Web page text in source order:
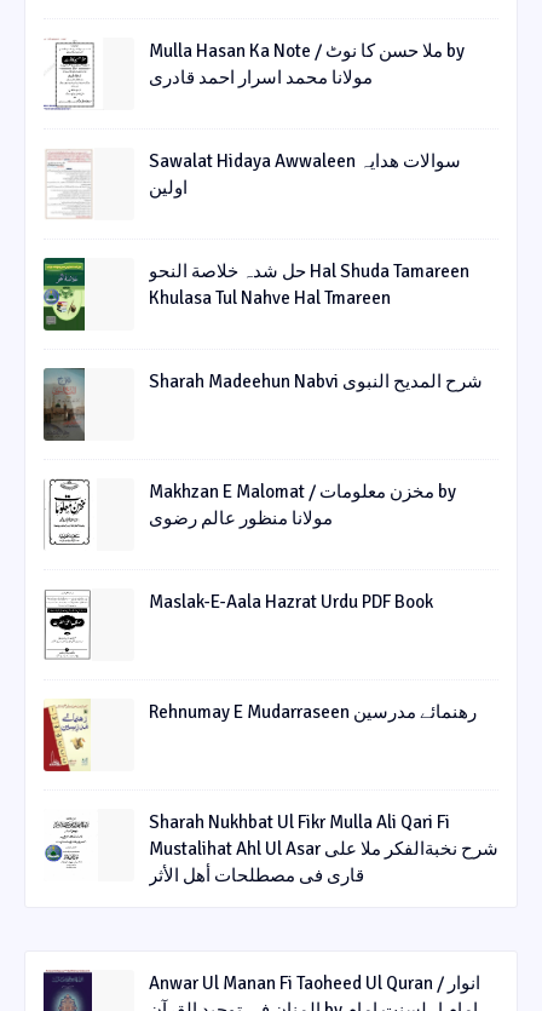
Mulla Hasan Ka Note / ملا حسن کا نوٹ by
مولانا محمد اسرار احمد قادری
Sawalat Hidaya Awwaleen سوالات ھدایہ
اولین
حل شدہ خلاصة النحو Hal Shuda Tamareen
Khulasa Tul Nahve Hal Tmareen
Sharah Madeehun Nabvi شرح المدیح النبوی
Makhzan E Malomat / مخزن معلومات by
مولانا منظور عالم رضوی
Maslak-E-Aala Hazrat Urdu PDF Book
Rehnumay E Mudarraseen رهنمائے مدرسین
Sharah Nukhbat Ul Fikr Mulla Ali Qari Fi
Mustalihat Ahl Ul Asar شرح نخبةالفکر ملا علی
قاری فی مصطلحات أھل الأثر
Anwar Ul Manan Fi Taoheed Ul Quran / انوار